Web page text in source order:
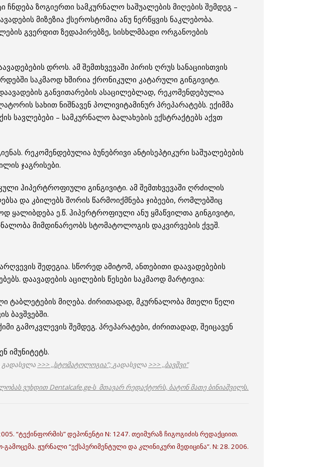
ზოგიერთი სამკურნალო საშუალების მიღების შემდეგ –
მიზეზია ქსეროსტომია ანუ ნერწყვის ნაკლებობა.
გვერდით ზედაპირებზე, სისხლმბადი ორგანოების
დროს. ამ შემთხვევაში პირის ღრუს სანაციისთვის
საკმაოდ ხშირია ქრონიკული კატარული გინგივიტი.
განვითარების ასაცილებლად, რეკომენდებულია
სახით ნიშნავენ პოლივიტამინურ პრეპარატებს. ექიმმა
სავლებები – სამკურნალო ბალახების ექსტრაქტებს აქვთ
რეკომენდებულია ბუნებრივი ანტისეპტიკური საშუალებების
ჯაგრისები.
ჰიპერტროფიული გინგივიტი. ამ შემთხვევაში ღრძილის
და კბილებს შორის წარმოიქმნება ჯიბეები, რომლებშიც
ყალიბდება ე.წ. ჰიპერტროფიული ანუ ყმაწვილთა გინგივიტი,
მიმდინარეობს სტომატოლოგის დაკვირვების ქვეშ.
შედეგია. სწორედ ამიტომ, ანთებითი დაავადებების
დაავადების აცილების წესები საკმაოდ მარტივია:
ტაბლეტების მიღება. ძირითადად, მკურნალობა მთელი წელი
ბავშვებში.
გამოკვლევის შემდეგ. პრეპარატები, ძირითადად, შეიცავენ
იმუნიტეტს.
გადასვლა >>> ,,სტომატოლოგია”;გადასვლა >>> ,,ბავშვი”
ვუხდით Dentalcafe.ge-ს მთავარ რედაქტორს, ბატონ მათე ბინიაშვილს.
“ტექინფორმის” დეპონენტი N: 1247. თეიმურაზ ჩიგოგიძის რედაქციით.
ჟურნალი “ექსპერიმენტული და კლინიკური მედიცინა”. N: 28. 2006.